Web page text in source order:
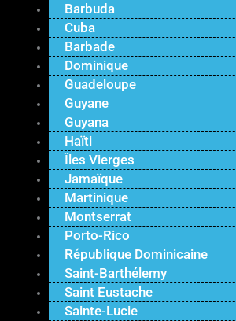
Barbuda
Cuba
Barbade
Dominique
Guadeloupe
Guyane
Guyana
Haïti
Îles Vierges
Jamaïque
Martinique
Montserrat
Porto-Rico
République Dominicaine
Saint-Barthélemy
Saint Eustache
Sainte-Lucie